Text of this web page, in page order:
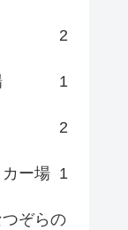
2
1
2
ー場 1
ぞらの